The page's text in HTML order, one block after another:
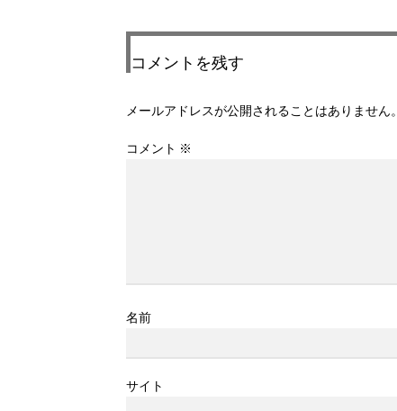
コメントを残す
メールアドレスが公開されることはありません。
コメント ※
名前
サイト